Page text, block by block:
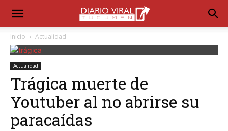
Inicio Actualidad
Actualidad
Trágica muerte de
Youtuber al no abrirse su
paracaídas